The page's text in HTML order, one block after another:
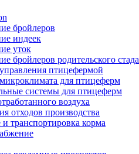
бройлеров
индеек
уток
бройлеров родительского стада
птицефермой
для птицеферм
системы для птицеферм
воздуха
отходов производства
транспортировка корма